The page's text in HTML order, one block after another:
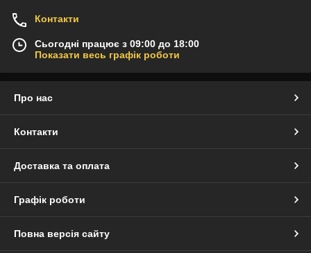
Контакти
Сьогодні працює з 09:00 до 18:00
Показати весь графік роботи
Про нас
Контакти
Доставка та оплата
Графік роботи
Повна версія сайту